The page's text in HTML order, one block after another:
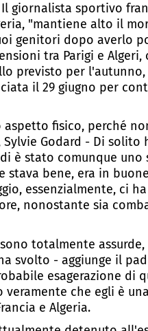
giornalista sportivo
"mantiene alto il
genitori dopo averlo
tra Parigi e
previsto per
il 29 giugno per
fisico, perché
Godard - Di solito
è stato comunque uno
stava bene, era in
essenzialmente, ci
nonostante sia
totalmente
svolto - aggiunge il
esagerazione di
veramente che egli è
e Algeria.